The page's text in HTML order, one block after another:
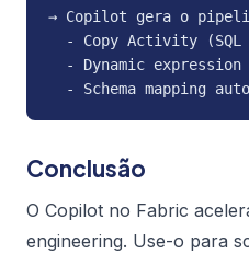
→ Copilot gera o
- Copy Activity (SQL
- Dynamic expression
- Schema mapping
Conclusão
O Copilot no Fabric
engineering. Use-o para